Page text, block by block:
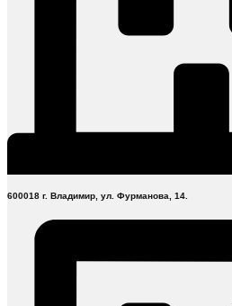
600018 г. Владимир, ул. Фурманова, 14.